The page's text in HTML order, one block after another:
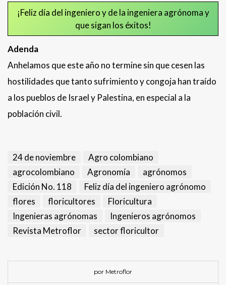
¡Feliz día del ingeniero y de la ingeniera agrónoma y
que sigan los éxitos!
Adenda
Anhelamos que este año no termine sin que cesen las
hostilidades que tanto sufrimiento y congoja han traído
a los pueblos de Israel y Palestina, en especial a la
población civil.
24 de noviembre
Agro colombiano
agrocolombiano
Agronomía
agrónomos
Edición No. 118
Feliz día del ingeniero agrónomo
flores
floricultores
Floricultura
Ingenieras agrónomas
Ingenieros agrónomos
Revista Metroflor
sector floricultor
por Metroflor